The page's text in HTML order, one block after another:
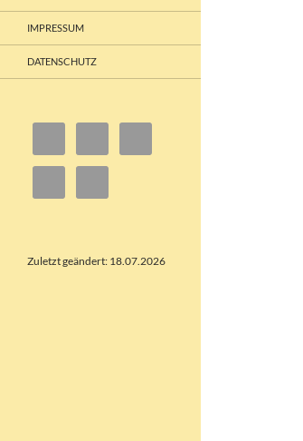
IMPRESSUM
DATENSCHUTZ
Zuletzt geändert: 18.07.2026